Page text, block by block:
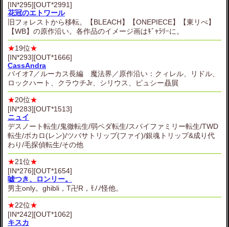
[IN*295][OUT*2991]
花冠のエトワール
旧フォレストから移転。【BLEACH】【ONEPIECE】【東リべ】
【WB】の原作沿い。各作品のイメージ画はｷﾞｬﾗﾘｰに。
★19位★
[IN*293][OUT*1666]
CassAndra
バイオ7／ルーカス長編 魔法界／原作沿い：クィレル、リドル、
ロックハート、クラウチJr、シリウス、ピュシー贔屓
★20位★
[IN*283][OUT*1513]
ニュイ
デスノート転生/鬼徹転生/弱ペダ転生/スパイファミリー転生/TWD
転生/ボカロ(レン)/ツバサトリップ(ファイ)/銀魂トリップ&成り代
わり/毛探偵転生/その他
★21位★
[IN*276][OUT*1654]
嘘つき、ロンリー。
男主only。ghibli，T卍R，ﾓﾉﾉ怪他。
★22位★
[IN*242][OUT*1062]
キスカ